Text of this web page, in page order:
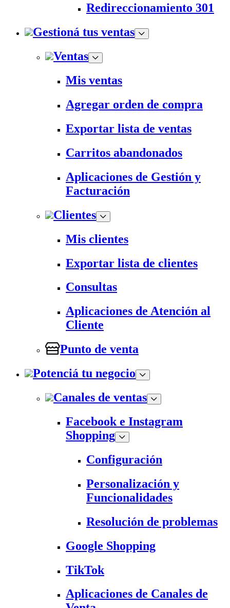
Redireccionamiento 301
Gestioná tus ventas
Ventas
Mis ventas
Agregar orden de compra
Exportar lista de ventas
Carritos abandonados
Aplicaciones de Gestión y
Facturación
Clientes
Mis clientes
Exportar lista de clientes
Consultas
Aplicaciones de Atención al
Cliente
Punto de venta
Potenciá tu negocio
Canales de ventas
Facebook e Instagram
Shopping
Configuración
Personalización y
Funcionalidades
Resolución de problemas
Google Shopping
TikTok
Aplicaciones de Canales de